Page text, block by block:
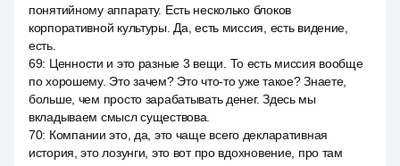
понятийному аппарату. Есть несколько блоков
корпоративной культуры. Да, есть миссия, есть видение,
есть.
69: Ценности и это разные 3 вещи. То есть миссия вообще
по хорошему. Это зачем? Это что-то уже такое? Знаете,
больше, чем просто зарабатывать денег. Здесь мы
вкладываем смысл существова.
70: Компании это, да, это чаще всего декларативная
история, это лозунги, это вот про вдохновение, про там